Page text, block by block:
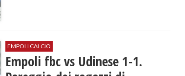
EMPOLI CALCIO
Empoli fbc vs Udinese 1-1.